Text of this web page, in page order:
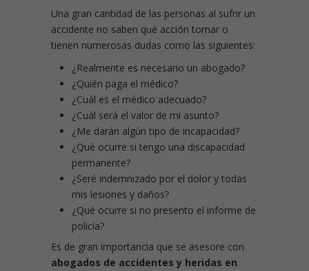
Una gran cantidad de las personas al sufrir un
accidente no saben qué acción tomar o
tienen numerosas dudas como las siguientes:
¿Realmente es necesario un abogado?
¿Quién paga el médico?
¿Cuál es el médico adecuado?
¿Cuál será el valor de mi asunto?
¿Me darán algún tipo de incapacidad?
¿Qué ocurre si tengo una discapacidad
permanente?
¿Seré indemnizado por el dolor y todas
mis lesiones y daños?
¿Qué ocurre si no presento el informe de
policía?
Es de gran importancia que se asesore con
abogados de accidentes y heridas en